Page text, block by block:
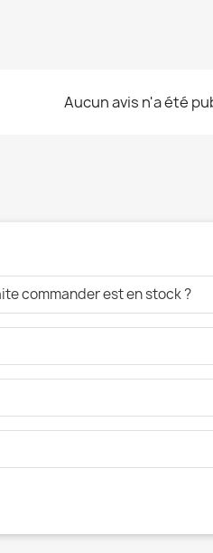
Aucun avis n'a été
commander est en stock ?